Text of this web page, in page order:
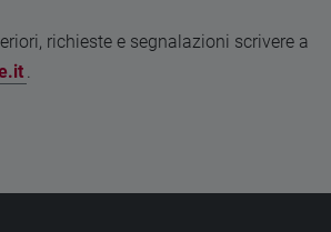
richieste e segnalazioni scrivere a